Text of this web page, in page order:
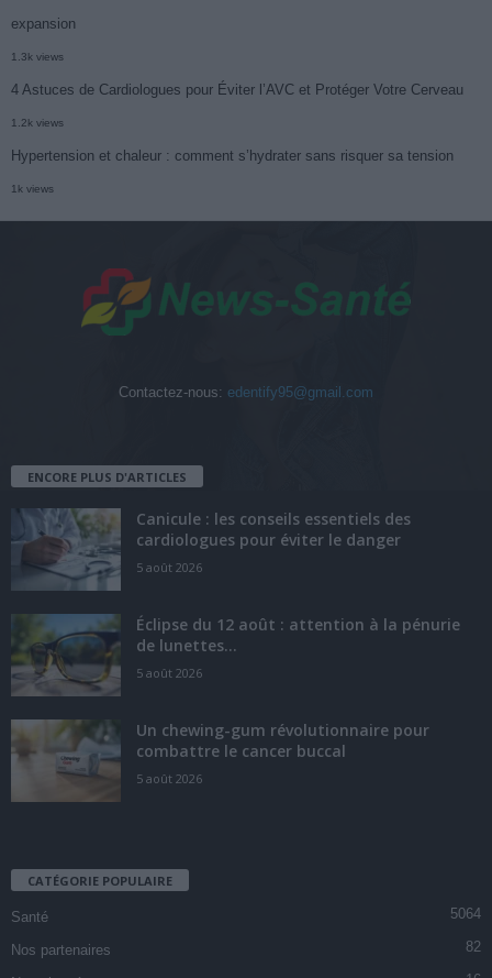
expansion
1.3k views
4 Astuces de Cardiologues pour Éviter l’AVC et Protéger Votre Cerveau
1.2k views
Hypertension et chaleur : comment s’hydrater sans risquer sa tension
1k views
Contactez-nous: edentify95@gmail.com
ENCORE PLUS D'ARTICLES
Canicule : les conseils essentiels des
cardiologues pour éviter le danger
5 août 2026
Éclipse du 12 août : attention à la pénurie
de lunettes...
5 août 2026
Un chewing-gum révolutionnaire pour
combattre le cancer buccal
5 août 2026
CATÉGORIE POPULAIRE
Santé 5064
Nos partenaires 82